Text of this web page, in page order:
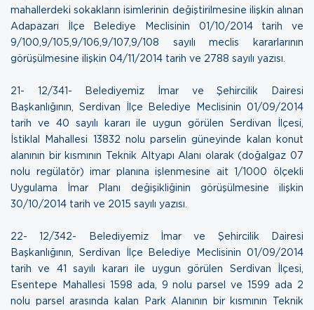
mahallerdeki sokakların isimlerinin değiştirilmesine ilişkin alınan
Adapazarı İlçe Belediye Meclisinin 01/10/2014 tarih ve
9/100,9/105,9/106,9/107,9/108 sayılı meclis kararlarının
görüşülmesine ilişkin 04/11/2014 tarih ve 2788 sayılı yazısı.
21- 12/341- Belediyemiz İmar ve Şehircilik Dairesi
Başkanlığının, Serdivan İlçe Belediye Meclisinin 01/09/2014
tarih ve 40 sayılı kararı ile uygun görülen Serdivan İlçesi,
İstiklal Mahallesi 13832 nolu parselin güneyinde kalan konut
alanının bir kısmının Teknik Altyapı Alanı olarak (doğalgaz 07
nolu regülatör) imar planına işlenmesine ait 1/1000 ölçekli
Uygulama İmar Planı değişikliğinin görüşülmesine ilişkin
30/10/2014 tarih ve 2015 sayılı yazısı.
22- 12/342- Belediyemiz İmar ve Şehircilik Dairesi
Başkanlığının, Serdivan İlçe Belediye Meclisinin 01/09/2014
tarih ve 41 sayılı kararı ile uygun görülen Serdivan İlçesi,
Esentepe Mahallesi 1598 ada, 9 nolu parsel ve 1599 ada 2
nolu parsel arasında kalan Park Alanının bir kısmının Teknik